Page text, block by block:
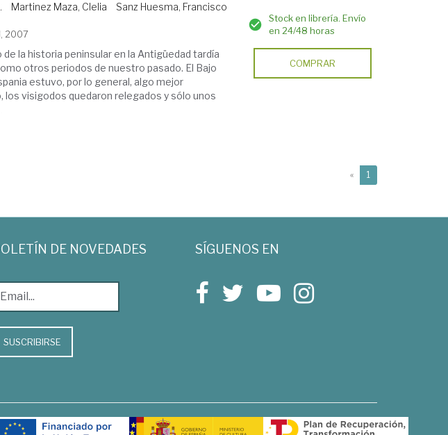
Martinez Maza, Clelia
Sanz Huesma, Francisco
2007
la historia peninsular en la Antigüedad tardía
otros periodos de nuestro pasado. El Bajo
estuvo, por lo general, algo mejor
los visigodos quedaron relegados y sólo unos
Stock en librería. Envío
en 24/48 horas
COMPRAR
« 1
DE NOVEDADES
SUSCRIBIRSE
SÍGUENOS EN